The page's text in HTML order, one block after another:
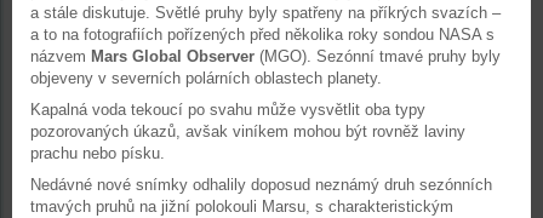
a stále diskutuje. Světlé pruhy byly spatřeny na příkrých svazích –
a to na fotografiích pořízených před několika roky sondou NASA s
názvem Mars Global Observer (MGO). Sezónní tmavé pruhy byly
objeveny v severních polárních oblastech planety.
Kapalná voda tekoucí po svahu může vysvětlit oba typy
pozorovaných úkazů, avšak viníkem mohou být rovněž laviny
prachu nebo písku.
Nedávné nové snímky odhalily doposud neznámý druh sezónních
tmavých pruhů na jižní polokouli Marsu, s charakteristickým